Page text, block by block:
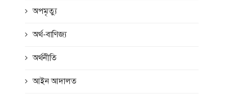
অপমৃত্যু
অর্থ-বাণিজ্য
অর্থনীতি
আইন আদালত